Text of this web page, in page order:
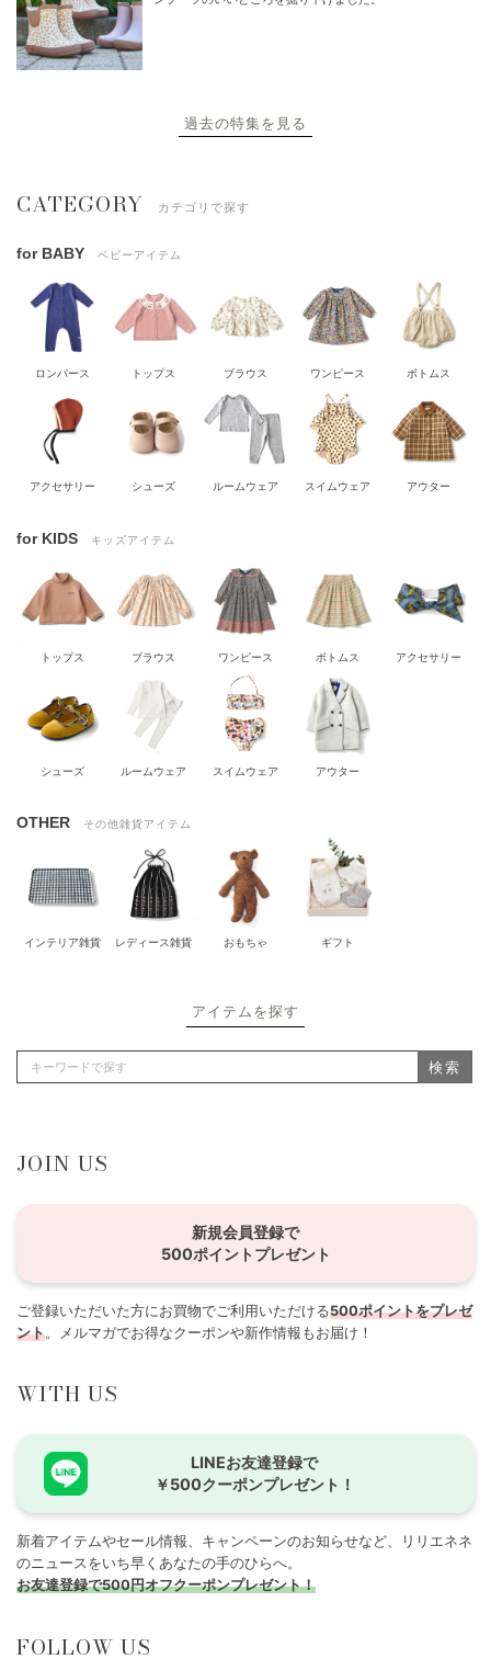
過去の特集を見る
CATEGORY カテゴリで探す
for BABY ベビーアイテム
ロンパース トップス ブラウス ワンピース ボトムス
アクセサリー シューズ ルームウェア スイムウェア アウター
for KIDS キッズアイテム
トップス ブラウス ワンピース ボトムス アクセサリー
シューズ ルームウェア スイムウェア アウター
OTHER その他雑貨アイテム
インテリア雑貨 レディース雑貨 おもちゃ ギフト
アイテムを探す
検索
JOIN US
新規会員登録で
500ポイントプレゼント
ご登録いただいた方にお買物でご利用いただける500ポイントをプレゼ
ント。メルマガでお得なクーポンや新作情報もお届け！
WITH US
LINEお友達登録で
￥500クーポンプレゼント！
新着アイテムやセール情報、キャンペーンのお知らせなど、リリエネネ
のニュースをいち早くあなたの手のひらへ。
お友達登録で500円オフクーポンプレゼント！
FOLLOW US